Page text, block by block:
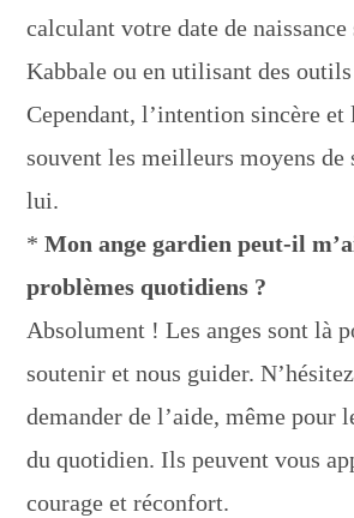
calculant votre date de naissance
Kabbale ou en utilisant des
Cependant, l’intention sincère et
souvent les meilleurs moyens de
lui.
*Mon ange gardien peut-il
problèmes quotidiens ?
Absolument ! Les anges sont là
soutenir et nous guider.
demander de l’aide, même pour
du quotidien. Ils peuvent vous
courage et réconfort.